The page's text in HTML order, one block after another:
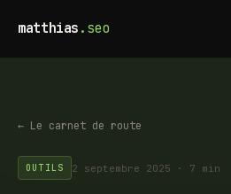
matthias .seo
← Le carnet de route
OUTILS 2 septembre 2025 · 7 min